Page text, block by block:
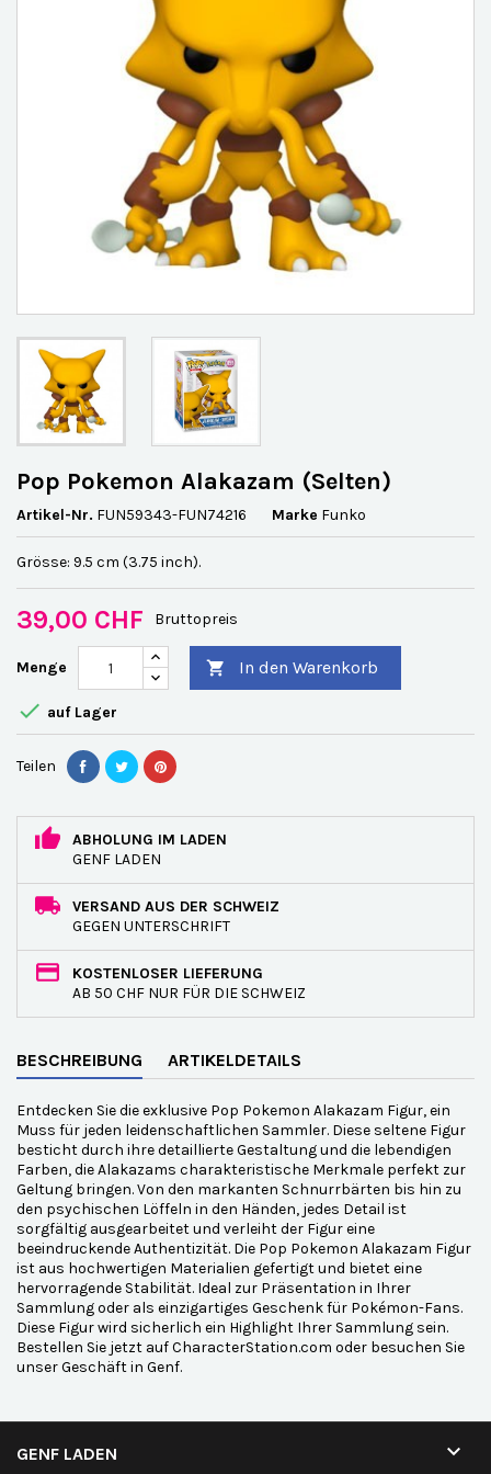
Pop Pokemon Alakazam (Selten)
Artikel-Nr. FUN59343-FUN74216 Marke Funko
Grösse: 9.5 cm (3.75 inch).
39,00 CHF Bruttopreis
Menge  In den Warenkorb
 auf Lager
Teilen
ABHOLUNG IM LADEN
GENF LADEN
VERSAND AUS DER SCHWEIZ
GEGEN UNTERSCHRIFT
KOSTENLOSER LIEFERUNG
AB 50 CHF NUR FÜR DIE SCHWEIZ
BESCHREIBUNG ARTIKELDETAILS
Entdecken Sie die exklusive Pop Pokemon Alakazam Figur, ein
Muss für jeden leidenschaftlichen Sammler. Diese seltene Figur
besticht durch ihre detaillierte Gestaltung und die lebendigen
Farben, die Alakazams charakteristische Merkmale perfekt zur
Geltung bringen. Von den markanten Schnurrbärten bis hin zu
den psychischen Löffeln in den Händen, jedes Detail ist
sorgfältig ausgearbeitet und verleiht der Figur eine
beeindruckende Authentizität. Die Pop Pokemon Alakazam Figur
ist aus hochwertigen Materialien gefertigt und bietet eine
hervorragende Stabilität. Ideal zur Präsentation in Ihrer
Sammlung oder als einzigartiges Geschenk für Pokémon-Fans.
Diese Figur wird sicherlich ein Highlight Ihrer Sammlung sein.
Bestellen Sie jetzt auf CharacterStation.com oder besuchen Sie
unser Geschäft in Genf.
GENF LADEN 